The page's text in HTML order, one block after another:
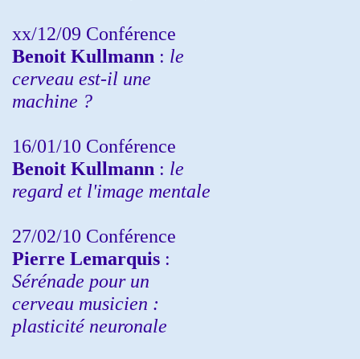
xx/12/09 Conférence
Benoit Kullmann : le
cerveau est-il une
machine ?
16/01/10 Conférence
Benoit Kullmann : le
regard et l'image mentale
27/02/10 Conférence
Pierre Lemarquis :
Sérénade pour un
cerveau musicien :
plasticité neuronale